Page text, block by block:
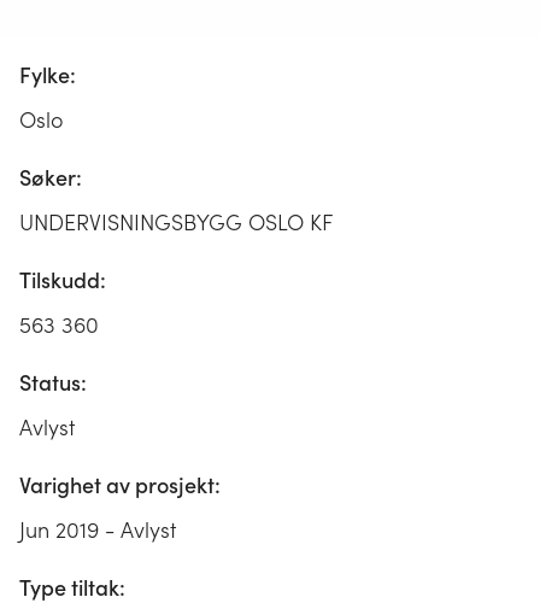
Fylke:
Oslo
Søker:
UNDERVISNINGSBYGG OSLO KF
Tilskudd:
563 360
Status:
Avlyst
Varighet av prosjekt:
Jun 2019 - Avlyst
Type tiltak: